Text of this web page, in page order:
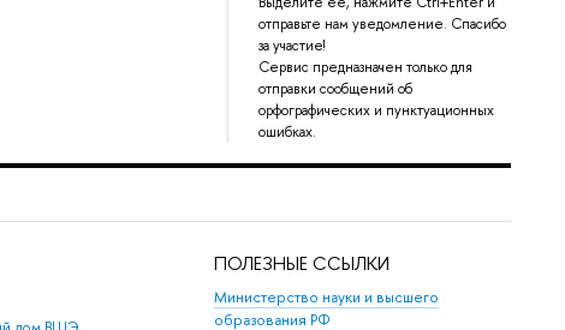
отправьте нам уведомление. Спасибо
за участие!
Сервис предназначен только для
отправки сообщений об
орфографических и пунктуационных
ошибках.
ПОЛЕЗНЫЕ ССЫЛКИ
Министерство науки и высшего
образования РФ